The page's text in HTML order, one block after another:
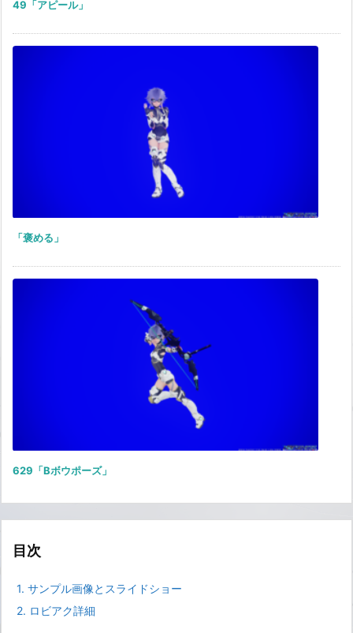
49「アピール」
「褒める」
629「Bボウポーズ」
目次
1. サンプル画像とスライドショー
2. ロビアク詳細